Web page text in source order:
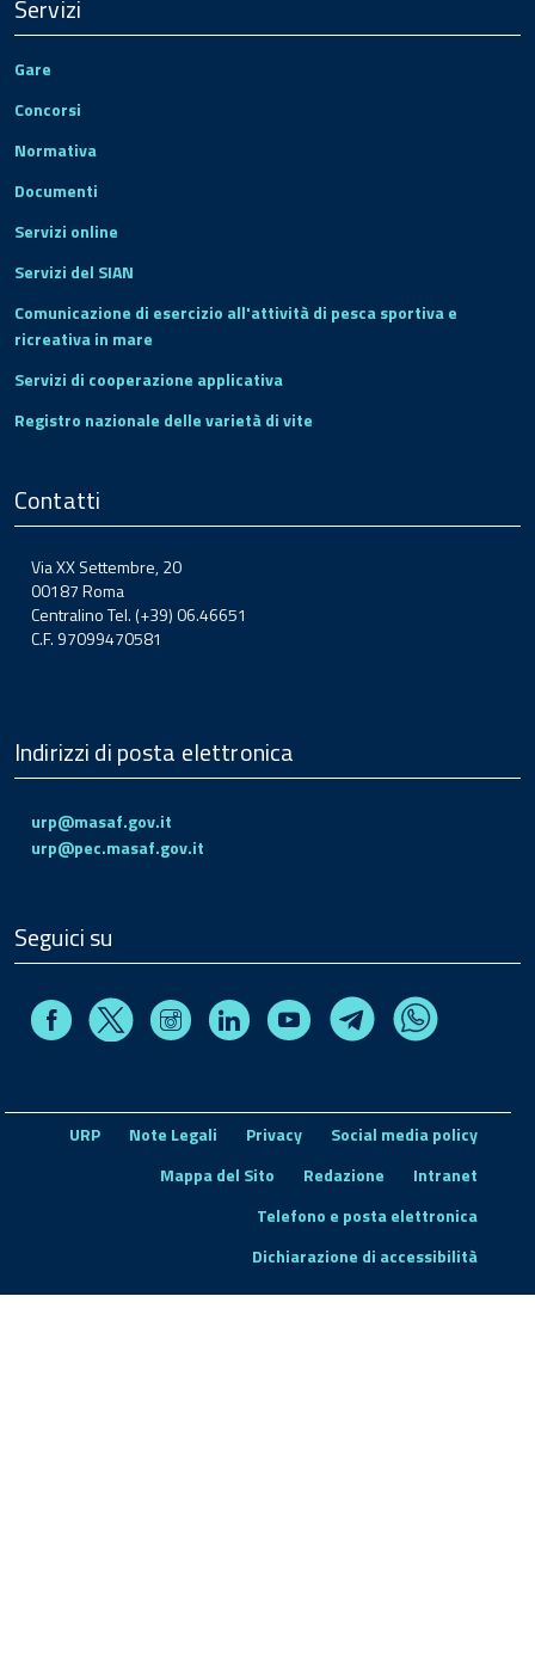
Servizi
Gare
Concorsi
Normativa
Documenti
Servizi online
Servizi del SIAN
Comunicazione di esercizio all'attività di pesca sportiva e
ricreativa in mare
Servizi di cooperazione applicativa
Registro nazionale delle varietà di vite
Contatti
Via XX Settembre, 20
00187 Roma
Centralino Tel. (+39) 06.46651
C.F. 97099470581
Indirizzi di posta elettronica
urp@masaf.gov.it
urp@pec.masaf.gov.it
Seguici su
FacebookX InstagramLinkedin Youtube TelegramWhatsapp
URP Note Legali Privacy
Social media policy
Mappa del Sito
Redazione
Intranet
Telefono e posta elettronica
Dichiarazione di accessibilità